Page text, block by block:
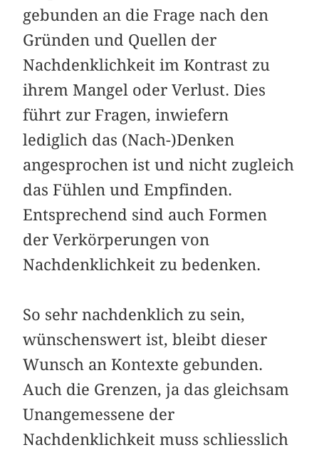
gebunden an die Frage nach den
Gründen und Quellen der
Nachdenklichkeit im Kontrast zu
ihrem Mangel oder Verlust. Dies
führt zur Fragen, inwiefern
lediglich das (Nach-)Denken
angesprochen ist und nicht zugleich
das Fühlen und Empfinden.
Entsprechend sind auch Formen
der Verkörperungen von
Nachdenklichkeit zu bedenken.
So sehr nachdenklich zu sein,
wünschenswert ist, bleibt dieser
Wunsch an Kontexte gebunden.
Auch die Grenzen, ja das gleichsam
Unangemessene der
Nachdenklichkeit muss schliesslich